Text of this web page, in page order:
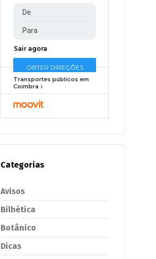
Transportes públicos em
Coimbra
Categorias
Avisos
Bilhética
Botânico
Dicas